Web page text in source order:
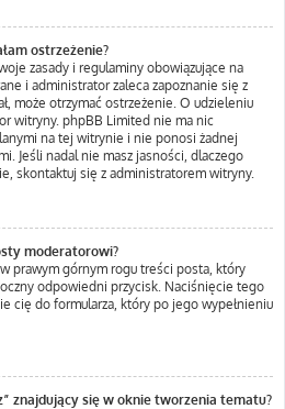
ostrzeżenie?
zasady i regulaminy obowiązujące na
i administrator zaleca zapoznanie się z
może otrzymać ostrzeżenie. O udzieleniu
witryny. phpBB Limited nie ma nic
na tej witrynie i nie ponosi żadnej
Jeśli nadal nie masz jasności, dlaczego
skontaktuj się z administratorem witryny.
moderatorowi?
prawym górnym rogu treści posta, który
odpowiedni przycisk. Naciśnięcie tego
cię do formularza, który po jego wypełnieniu
znajdujący się w oknie tworzenia tematu?